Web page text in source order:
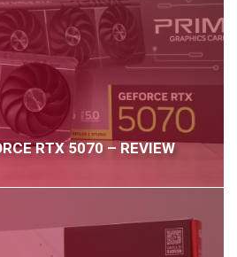
RTX 5070 – REVIEW